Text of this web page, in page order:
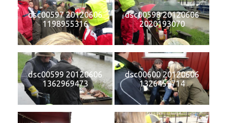
dsc00597 20120606
1198955316
dsc00598 20120606
2020193070
dsc00599 20120606
1362969473
dsc00600 20120606
1326453714